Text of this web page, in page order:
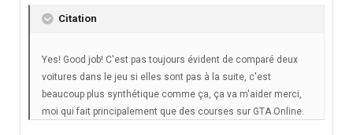
Citation
Yes! Good job! C'est pas toujours évident de comparé deux
voitures dans le jeu si elles sont pas à la suite, c'est
beaucoup plus synthétique comme ça, ça va m'aider merci,
moi qui fait principalement que des courses sur GTA Online.